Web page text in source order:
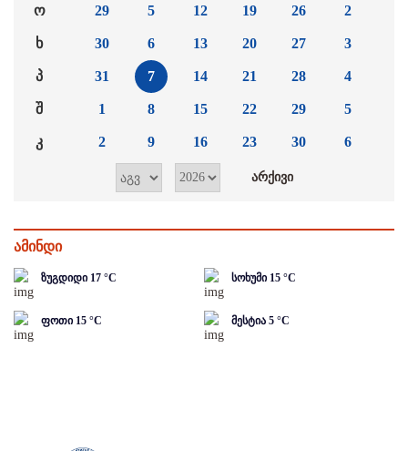
ო
ხ
პ
შ
კ
29
30
31
1
2
5
6
7
8
9
12
13
14
15
16
19
20
21
22
23
26
27
28
29
30
2
3
4
5
6
ამინდი
ზუგდიდი 17 °C სოხუმი 15 °C
ფოთი 15 °C მესტია 5 °C